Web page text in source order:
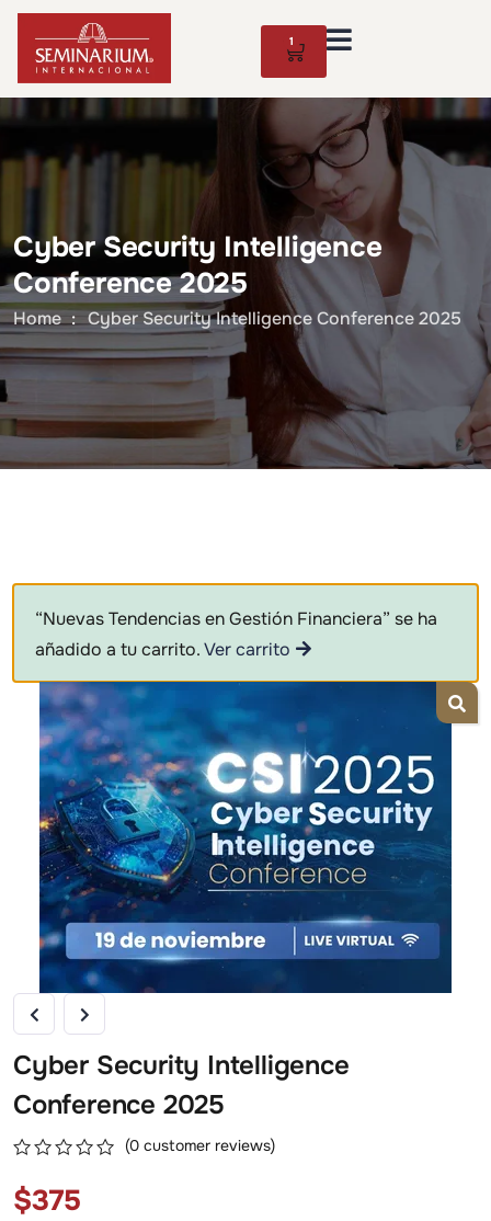
1
Cyber Security Intelligence
Conference 2025
Home Cyber Security Intelligence Conference 2025
“Nuevas Tendencias en Gestión Financiera” se ha
añadido a tu carrito.Ver carrito
Cyber Security Intelligence
Conference 2025
out
of
(0 customer reviews)
$375